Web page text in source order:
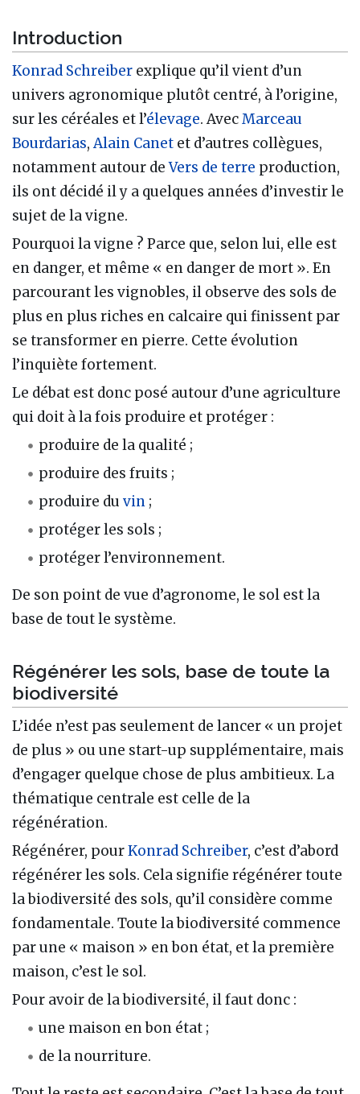
Introduction
Konrad Schreiber explique qu’il vient d’un
univers agronomique plutôt centré, à l’origine,
sur les céréales et l’élevage. AvecMarceau
Bourdarias,Alain Canet et d’autres collègues,
notamment autour deVers de terre production,
ils ont décidé il y a quelques années d’investir le
sujet de la vigne.
Pourquoi la vigne ? Parce que, selon lui, elle est
en danger, et même « en danger de mort ». En
parcourant les vignobles, il observe des sols de
plus en plus riches en calcaire qui finissent par
se transformer en pierre. Cette évolution
l’inquiète fortement.
Le débat est donc posé autour d’une agriculture
qui doit à la fois produire et protéger :
produire de la qualité ;
produire des fruits ;
produire duvin ;
protéger les sols ;
protéger l’environnement.
De son point de vue d’agronome, le sol est la
base de tout le système.
Régénérer les sols, base de toute la
biodiversité
L’idée n’est pas seulement de lancer « un projet
de plus » ou une start-up supplémentaire, mais
d’engager quelque chose de plus ambitieux. La
thématique centrale est celle de la
régénération.
Régénérer, pourKonrad Schreiber, c’est d’abord
régénérer les sols. Cela signifie régénérer toute
la biodiversité des sols, qu’il considère comme
fondamentale. Toute la biodiversité commence
par une « maison » en bon état, et la première
maison, c’est le sol.
Pour avoir de la biodiversité, il faut donc :
une maison en bon état ;
de la nourriture.